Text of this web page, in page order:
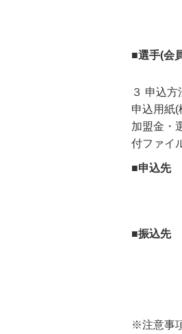
■選手(会
３ 申込方
申込用紙(
加盟金・
付ファイ
■申込先
■振込先
※注意事